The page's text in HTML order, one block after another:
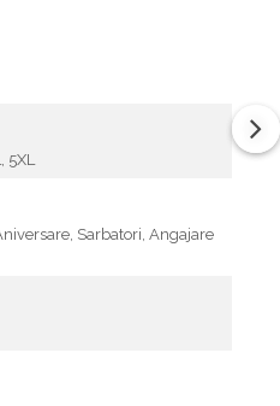
5XL
Sarbatori, Angajare